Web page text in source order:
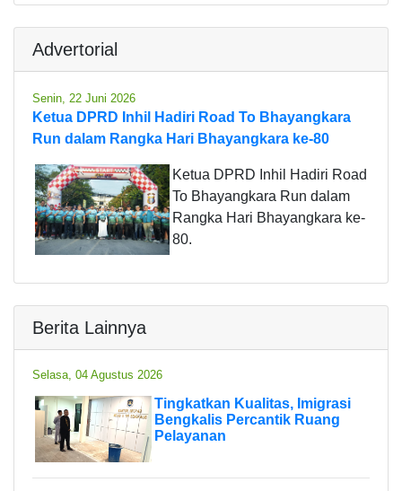
Advertorial
Senin, 22 Juni 2026
Ketua DPRD Inhil Hadiri Road To Bhayangkara
Run dalam Rangka Hari Bhayangkara ke-80
Ketua DPRD Inhil Hadiri Road
To Bhayangkara Run dalam
Rangka Hari Bhayangkara ke-
80.
Berita Lainnya
Selasa, 04 Agustus 2026
Tingkatkan Kualitas, Imigrasi
Bengkalis Percantik Ruang
Pelayanan